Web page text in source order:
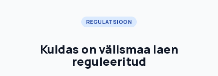
REGULATSIOON
Kuidas on välismaa laen
reguleeritud